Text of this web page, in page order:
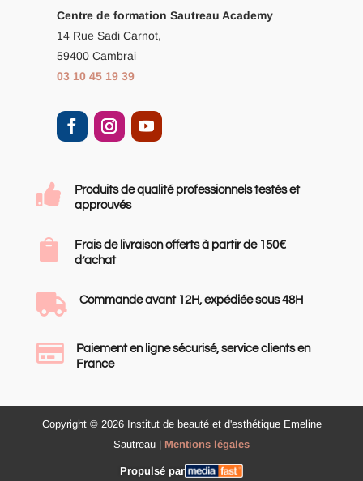
Centre de formation Sautreau Academy
14 Rue Sadi Carnot,
59400 Cambrai
03 10 45 19 39

Produits de qualité professionnels testés et
approuvés

Frais de livraison offerts à partir de 150€
d’achat
 Commande avant 12H, expédiée sous 48H

Paiement en ligne sécurisé, service clients en
France
Copyright © 2026 Institut de beauté et d'esthétique Emeline
Sautreau | Mentions légales
Propulsé par